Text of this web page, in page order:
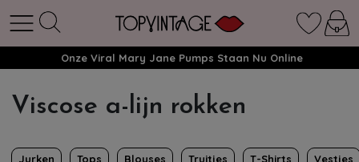
Onze Viral Mary Jane Pumps Staan Nu Online
Viscose a-lijn rokken
Jurken Tops Blouses Truitjes T-Shirts Vestjes